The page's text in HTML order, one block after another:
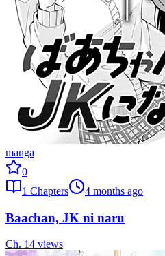
manga
0
1 Chapters 4 months ago
Baachan, JK ni naru
Ch. 14 views